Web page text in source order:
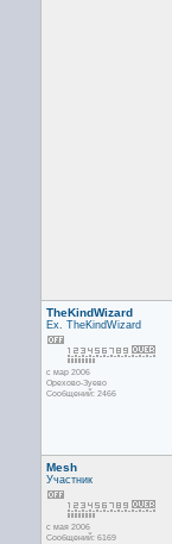
TheKindWizard
Ex. TheKindWizard
с мар 2006
Орехово-Зуево
Сообщений: 2466
Mesh
Участник
с мая 2006
Сообщений: 6169